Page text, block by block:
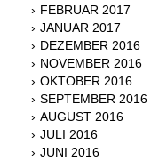
FEBRUAR 2017
JANUAR 2017
DEZEMBER 2016
NOVEMBER 2016
OKTOBER 2016
SEPTEMBER 2016
AUGUST 2016
JULI 2016
JUNI 2016